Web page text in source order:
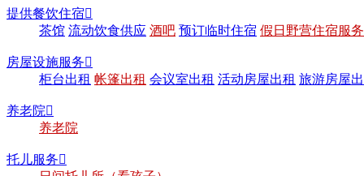
提供餐饮住宿
茶馆 流动饮食供应 酒吧 预订临时住宿 假日野营住宿服务
房屋设施服务
柜台出租 帐篷出租 会议室出租 活动房屋出租 旅游房屋
养老院
养老院
托儿服务